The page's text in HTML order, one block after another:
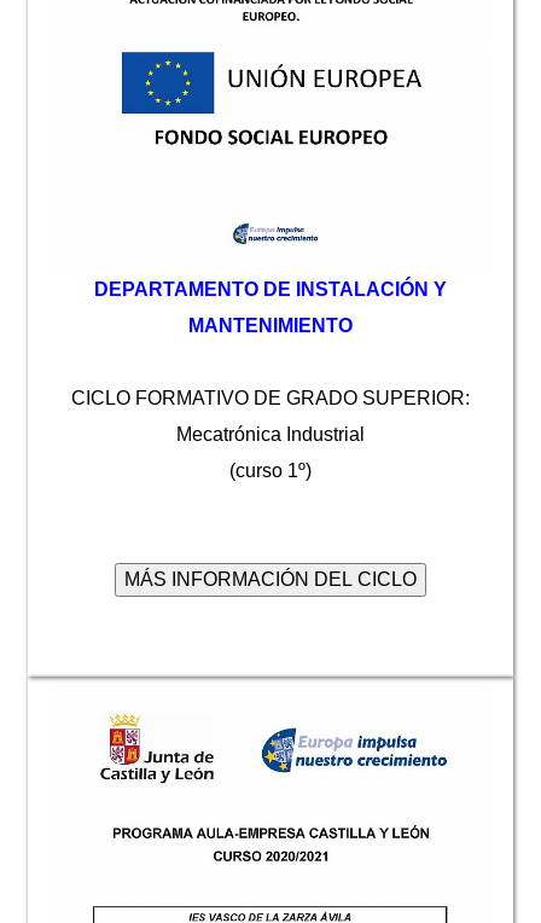
D EPARTAMENTO DE INSTALACIÓN Y
MANTENIMIENTO
CICLO FORMATIVO DE GRADO SUPERIOR:
Mecatrónica Industrial
(curso 1º)